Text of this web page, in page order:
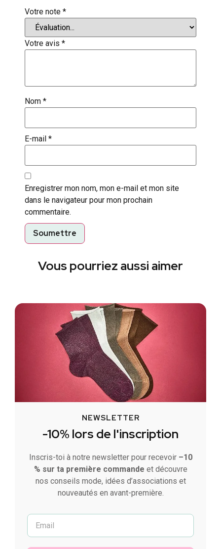
Votre note *
Votre avis *
Nom *
E-mail *
Enregistrer mon nom, mon e-mail et mon site
dans le navigateur pour mon prochain
commentaire.
Vous pourriez aussi aimer
NEWSLETTER
-10% lors de l'inscription
Inscris-toi à notre newsletter pour recevoir –10
% sur ta première commande et découvre
nos conseils mode, idées d’associations et
nouveautés en avant-première.